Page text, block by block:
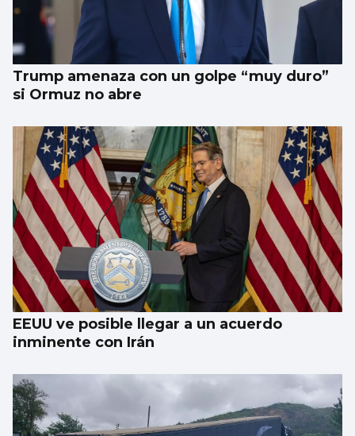
Trump amenaza con un golpe “muy duro”
si Ormuz no abre
EEUU ve posible llegar a un acuerdo
inminente con Irán